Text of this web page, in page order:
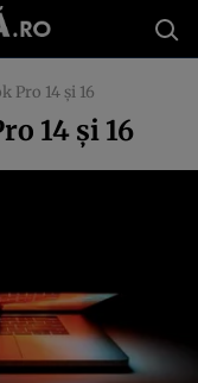
Pro 14 și 16
14 și 16